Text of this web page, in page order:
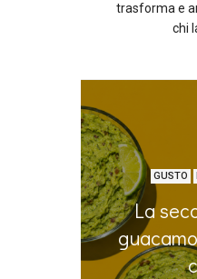
trasforma e
chi
GUSTO
La